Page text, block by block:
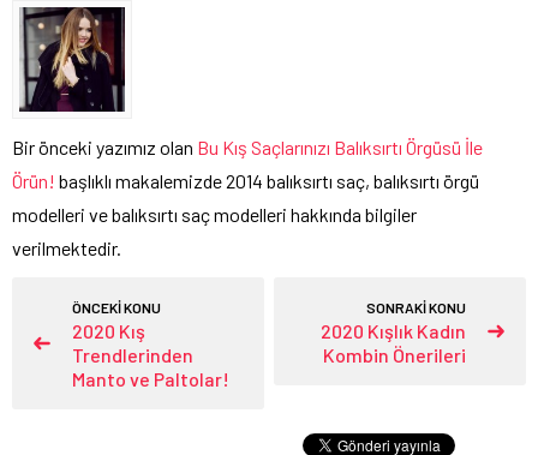
Bir önceki yazımız olan Bu Kış Saçlarınızı Balıksırtı Örgüsü İle
Örün! başlıklı makalemizde 2014 balıksırtı saç, balıksırtı örgü
modelleri ve balıksırtı saç modelleri hakkında bilgiler
verilmektedir.
ÖNCEKİ KONU
2020 Kış
Trendlerinden
Manto ve Paltolar!
SONRAKİ KONU
2020 Kışlık Kadın
Kombin Önerileri